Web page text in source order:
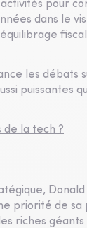
pour
dans le
les débats
puissantes
de la tech ?
priorité de sa
riches géants